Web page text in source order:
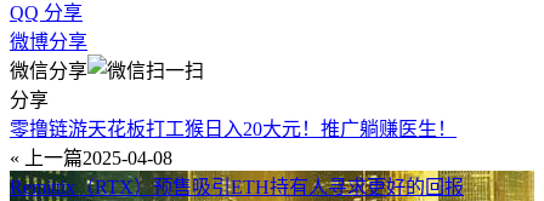
QQ 分享
微博分享
微信分享
分享
零撸链游天花板打工猴日入20大元！推广躺赚医生！
« 上一篇2025-04-08
Remittix（RTX）预售吸引ETH持有人寻求更好的回报